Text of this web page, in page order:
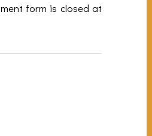
form is closed at